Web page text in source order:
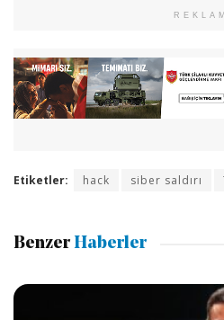
REKLAM
Etiketler: hack siber saldırı
Benzer Haberler